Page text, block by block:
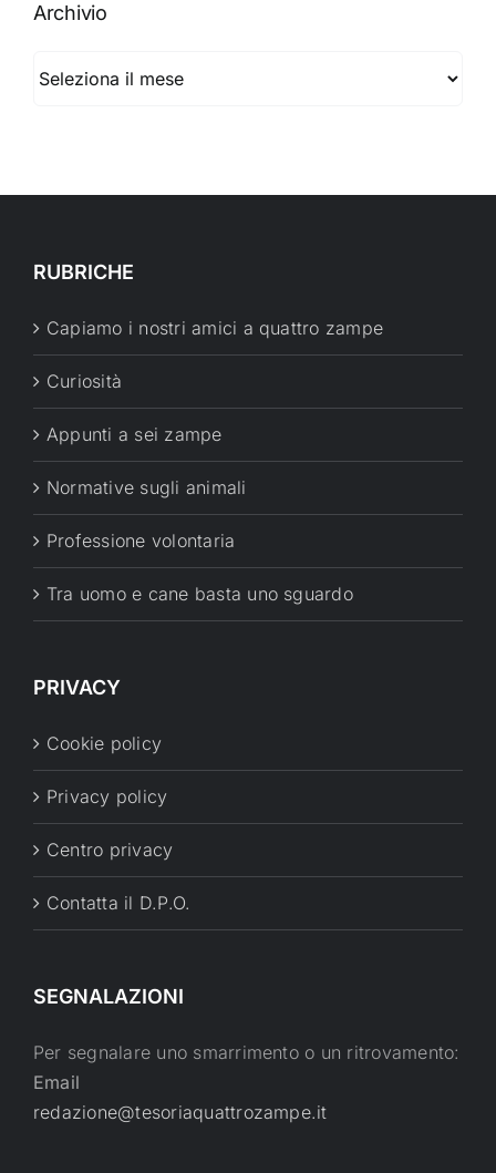
Archivio
RUBRICHE
Capiamo i nostri amici a quattro zampe
Curiosità
Appunti a sei zampe
Normative sugli animali
Professione volontaria
Tra uomo e cane basta uno sguardo
PRIVACY
Cookie policy
Privacy policy
Centro privacy
Contatta il D.P.O.
SEGNALAZIONI
Per segnalare uno smarrimento o un ritrovamento:
Email
redazione@tesoriaquattrozampe.it